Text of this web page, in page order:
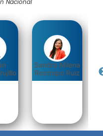
Sandra Milena
Restrepo Ruiz